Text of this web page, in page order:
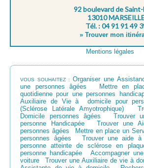
92 boulevard de
13010
Tél. : 04 91 91 49
» Trouver mon
Mentions légales
VOUS SOUHAITEZ :Organiser une
une personnes âgées
Mettre en
quotidienne pour une personnes
Auxiliaire de Vie à domicile pour
(Sclérose Latérale Amyotrophique)
Domicile personnes âgées
Trouver
personne Handicapée
Trouver une
personnes âgées
Mettre en place un
personnes âgées
Trouver une aide
personne atteinte de sclérose en
personne handicapée
Accompagner
voiture
Trouver une Auxiliaire de vie à